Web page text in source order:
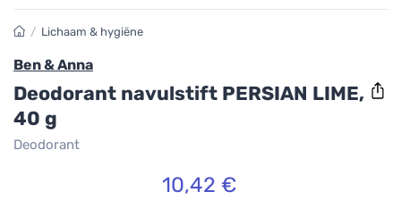
/ Lichaam & hygiëne
Ben & Anna
Deodorant navulstift PERSIAN LIME,
40 g
Deodorant
10,42 €